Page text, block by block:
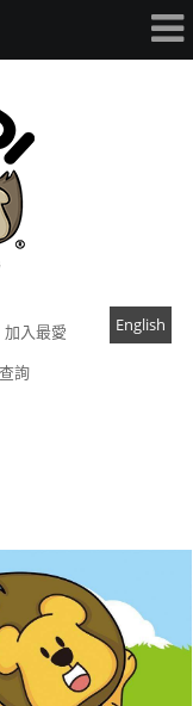
加入最愛 English
詢